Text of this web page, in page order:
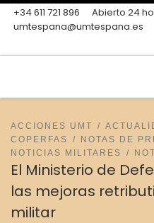
Skip to content
+34 611 721 896
Abierto 24
umtespana@umtespana.es
ACCIONES UMT
COPERFAS
NOTAS DE
NOTICIAS MILITARES
El Ministerio de
las mejoras
militar